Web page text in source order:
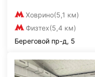
Ховрино(5,1 км)
Физтех(5,4 км)
Береговой пр-д, 5